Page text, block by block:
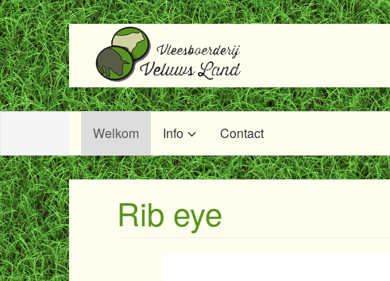
Welkom Info Contact
Rib eye